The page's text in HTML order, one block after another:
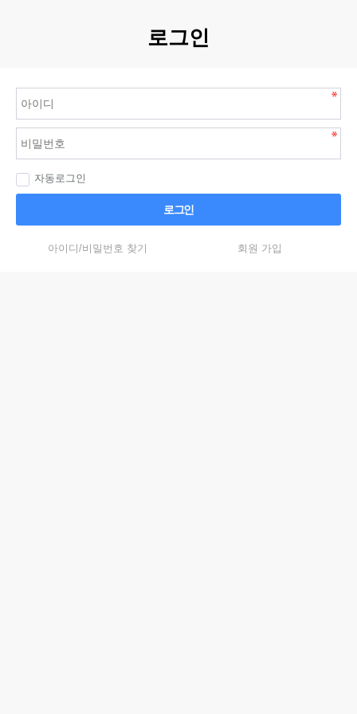
로그인
자동로그인
로그인
아이디/비밀번호 찾기 회원 가입